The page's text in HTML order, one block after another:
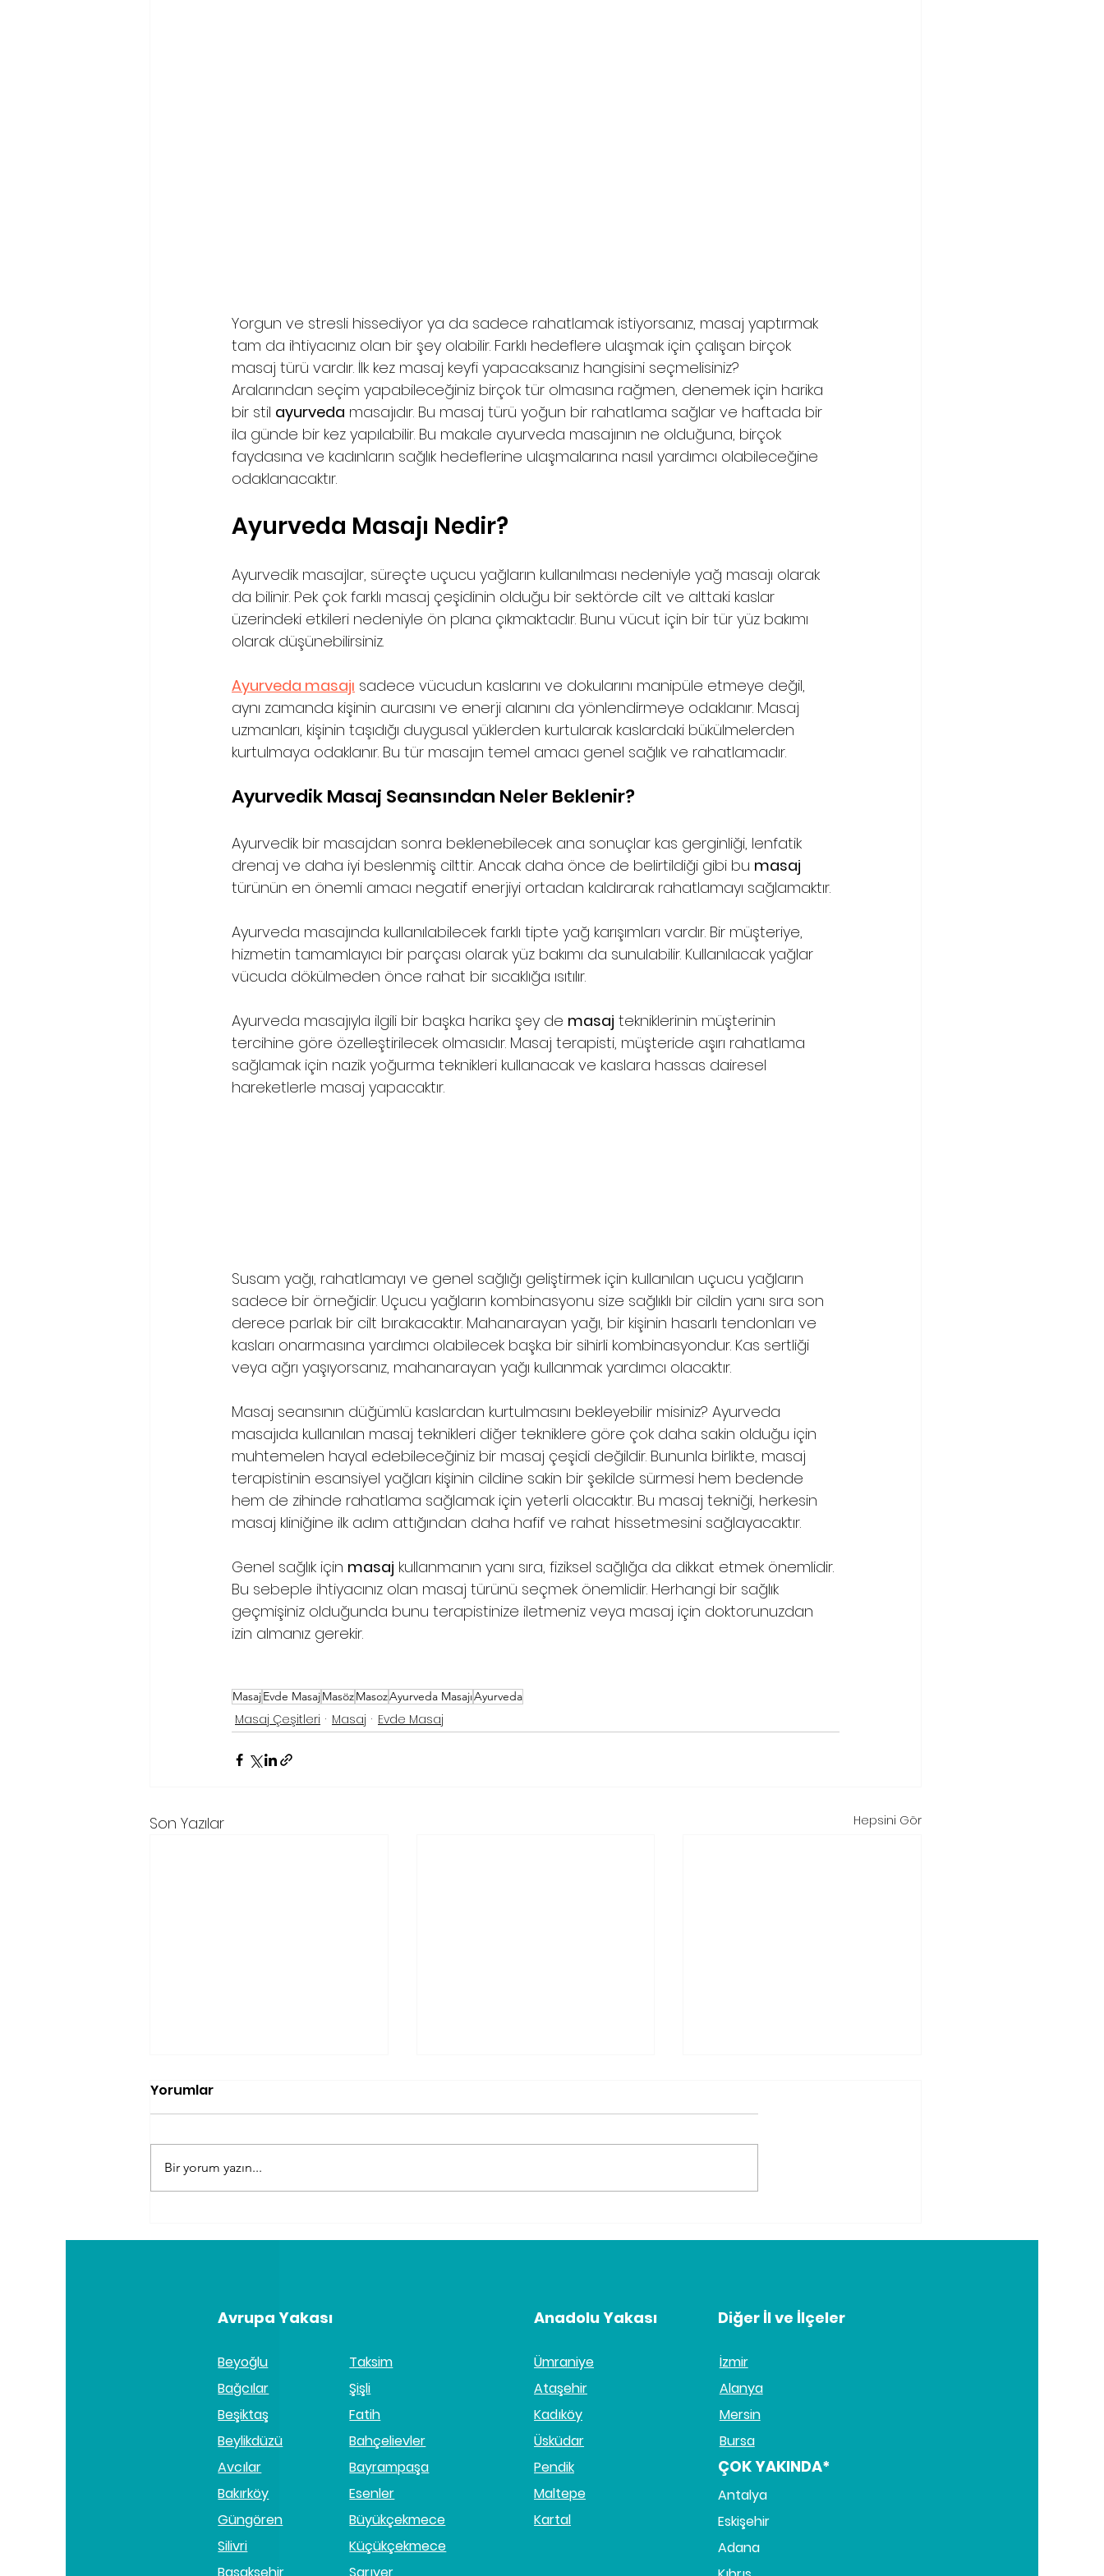
Yorgun ve stresli hissediyor ya da sadece rahatlamak istiyorsanız, masaj yaptırmak
tam da ihtiyacınız olan bir şey olabilir. Farklı hedeflere ulaşmak için çalışan birçok
masaj türü vardır. İlk kez masaj keyfi yapacaksanız hangisini seçmelisiniz?
Aralarından seçim yapabileceğiniz birçok tür olmasına rağmen, denemek için harika
bir stil ayurveda masajıdır. Bu masaj türü yoğun bir rahatlama sağlar ve haftada bir
ila günde bir kez yapılabilir. Bu makale ayurveda masajının ne olduğuna, birçok
faydasına ve kadınların sağlık hedeflerine ulaşmalarına nasıl yardımcı olabileceğine
odaklanacaktır.
Ayurveda Masajı Nedir?
Ayurvedik masajlar, süreçte uçucu yağların kullanılması nedeniyle yağ masajı olarak
da bilinir. Pek çok farklı masaj çeşidinin olduğu bir sektörde cilt ve alttaki kaslar
üzerindeki etkileri nedeniyle ön plana çıkmaktadır. Bunu vücut için bir tür yüz bakımı
olarak düşünebilirsiniz.
Ayurveda masajı sadece vücudun kaslarını ve dokularını manipüle etmeye değil,
aynı zamanda kişinin aurasını ve enerji alanını da yönlendirmeye odaklanır. Masaj
uzmanları, kişinin taşıdığı duygusal yüklerden kurtularak kaslardaki bükülmelerden
kurtulmaya odaklanır. Bu tür masajın temel amacı genel sağlık ve rahatlamadır.
Ayurvedik Masaj Seansından Neler Beklenir?
Ayurvedik bir masajdan sonra beklenebilecek ana sonuçlar kas gerginliği, lenfatik
drenaj ve daha iyi beslenmiş cilttir. Ancak daha önce de belirtildiği gibi bu masaj
türünün en önemli amacı negatif enerjiyi ortadan kaldırarak rahatlamayı sağlamaktır.
Ayurveda masajında ​​kullanılabilecek farklı tipte yağ karışımları vardır. Bir müşteriye,
hizmetin tamamlayıcı bir parçası olarak yüz bakımı da sunulabilir. Kullanılacak yağlar
vücuda dökülmeden önce rahat bir sıcaklığa ısıtılır.
Ayurveda masajıyla ilgili bir başka harika şey de masaj tekniklerinin müşterinin
tercihine göre özelleştirilecek olmasıdır. Masaj terapisti, müşteride aşırı rahatlama
sağlamak için nazik yoğurma teknikleri kullanacak ve kaslara hassas dairesel
hareketlerle masaj yapacaktır.
Susam yağı, rahatlamayı ve genel sağlığı geliştirmek için kullanılan uçucu yağların
sadece bir örneğidir. Uçucu yağların kombinasyonu size sağlıklı bir cildin yanı sıra son
derece parlak bir cilt bırakacaktır. Mahanarayan yağı, bir kişinin hasarlı tendonları ve
kasları onarmasına yardımcı olabilecek başka bir sihirli kombinasyondur. Kas sertliği
veya ağrı yaşıyorsanız, mahanarayan yağı kullanmak yardımcı olacaktır.
Masaj seansının düğümlü kaslardan kurtulmasını bekleyebilir misiniz? Ayurveda
masajıda kullanılan masaj teknikleri diğer tekniklere göre çok daha sakin olduğu için
muhtemelen hayal edebileceğiniz bir masaj çeşidi değildir. Bununla birlikte, masaj
terapistinin esansiyel yağları kişinin cildine sakin bir şekilde sürmesi hem bedende
hem de zihinde rahatlama sağlamak için yeterli olacaktır. Bu masaj tekniği, herkesin
masaj kliniğine ilk adım attığından daha hafif ve rahat hissetmesini sağlayacaktır.
Genel sağlık için masaj kullanmanın yanı sıra, fiziksel sağlığa da dikkat etmek önemlidir.
Bu sebeple ihtiyacınız olan masaj türünü seçmek önemlidir. Herhangi bir sağlık
geçmişiniz olduğunda bunu terapistinize iletmeniz veya masaj için doktorunuzdan
izin almanız gerekir.
MasajEvde MasajMasözMasozAyurveda MasajıAyurveda
Masaj Çeşitleri Masaj Evde Masaj
Son Yazılar Hepsini Gör
Masaj Kullanılır?
Nedir?
Hakkında Her Şey
Yorumlar
Bir yorum yazın...
Avrupa Yakası
Beyoğlu
Bağcılar
Beşiktaş
Beylikdüzü
Avcılar
Bakırköy
Güngören
Silivri
Başakşehir
Taksim
Şişli
Fatih
Bahçelievler
Bayrampaşa
Esenler
Büyükçekmece
Küçükçekmece
Sarıyer
Anadolu Yakası
Ümraniye
Ataşehir
Kadıköy
Üsküdar
Pendik
Maltepe
Kartal
Diğer İl ve İlçeler
İzmir
Alanya
Mersin
Bursa
ÇOK YAKINDA*
Antalya
Eskişehir
Adana